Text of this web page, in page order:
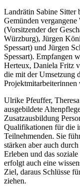
Landrätin Sabine
Gemünden
(Vorsitzender der
Würzburg), Jürgen
Spessart) und Jürgen
Spessart). Empfangen
Herteux, Daniela Fritz
die mit der Umsetzung
Projektmitarbeiterinnen
Ulrike Pfeuffer,
ausgebildete
Zusatzausbildung
Qualifikationen für die
Teilnehmenden. Sie
stärken aber auch
Erleben und das
erfolgt auch eine
Ziel, daraus Schlüsse
ziehen.